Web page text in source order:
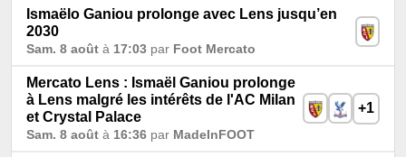
Ismaëlo Ganiou prolonge avec Lens jusqu’en
2030
Sam. 8 août à 17:03 par Foot Mercato
Mercato Lens : Ismaël Ganiou prolonge
à Lens malgré les intérêts de l'AC Milan
et Crystal Palace
Sam. 8 août à 16:36 par MadeInFOOT
+1